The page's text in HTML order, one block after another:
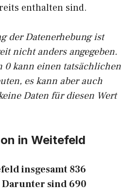
enthalten sind.
der Datenerhebung ist
nicht anders angegeben.
0 kann einen tatsächlichen
es kann aber auch
Daten für diesen Wert
in Weitefeld
insgesamt 836
Darunter sind 690